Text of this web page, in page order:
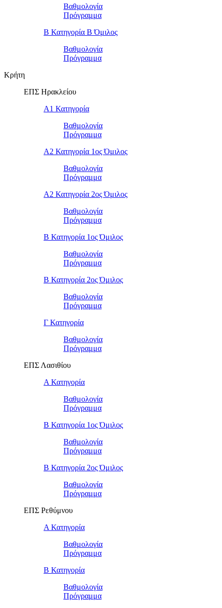
Βαθμολογία
Πρόγραμμα
Β Κατηγορία Β Όμιλος
Βαθμολογία
Πρόγραμμα
Κρήτη
ΕΠΣ Ηρακλείου
Α1 Κατηγορία
Βαθμολογία
Πρόγραμμα
Α2 Κατηγορία 1ος Όμιλος
Βαθμολογία
Πρόγραμμα
Α2 Κατηγορία 2ος Όμιλος
Βαθμολογία
Πρόγραμμα
Β Κατηγορία 1ος Όμιλος
Βαθμολογία
Πρόγραμμα
Β Κατηγορία 2ος Όμιλος
Βαθμολογία
Πρόγραμμα
Γ Κατηγορία
Βαθμολογία
Πρόγραμμα
ΕΠΣ Λασιθίου
Α Κατηγορία
Βαθμολογία
Πρόγραμμα
Β Κατηγορία 1ος Όμιλος
Βαθμολογία
Πρόγραμμα
Β Κατηγορία 2ος Όμιλος
Βαθμολογία
Πρόγραμμα
ΕΠΣ Ρεθύμνου
Α Κατηγορία
Βαθμολογία
Πρόγραμμα
Β Κατηγορία
Βαθμολογία
Πρόγραμμα